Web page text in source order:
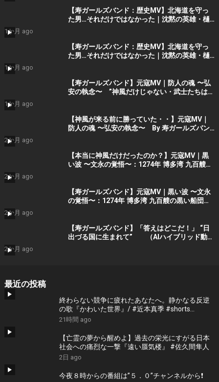
【寿ガールズバンド：歴史MV】北海道を守っ
た男…それだけではなかった｜沈黙の英雄・樋
1か月 ago
【寿ガールズバンド：歴史MV】北海道を守っ
た男…それだけではなかった｜沈黙の英雄・樋
1か月 ago
【寿ガールズバンド】元寇MV｜防人の魂 〜弘
安の執念〜 ”神風だけじゃない・武士たちはも
1か月 ago
【神風が来る前に勝っていた・・】元寇MV｜
防人の魂 〜弘安の執念〜 By 寿ガールズバン
2か月 ago
【本当に神風だけだったのか？】元寇MV｜黒
い波 〜文永の覚悟〜：1274年 博多湾 九百艘の
2か月 ago
【寿ガールズバンド】元寇MV｜黒い波 〜文永
の覚悟〜：1274年 博多湾 九百艘の黒い船団に
2か月 ago
【寿ガールズバンド】「答えはどこだ！」 “日
出づる国に生まれて” （AIハイブリッド動
2か月 ago
最近の投稿
終わらない競争に疲れたあなたへ。静かなる反逆
の歌『かわいた世界』/ #近本真季 #shorts
#music
21時間 ago
【亡霊の夢から醒めよ】過去の栄光にすがる日本
社会への痛烈な一撃『遠い蜃気楼』 #佐久間隼人
2日 ago
今夜８時からの番組は”５．０”チャンネルから❗️